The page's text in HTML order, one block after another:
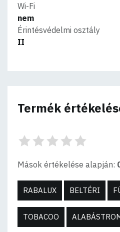
Wi-Fi
nem
Érintésvédelmi osztály
II
Termék
Mások értékelése alapján:
RABALUX BELTÉRI
TOBACOO